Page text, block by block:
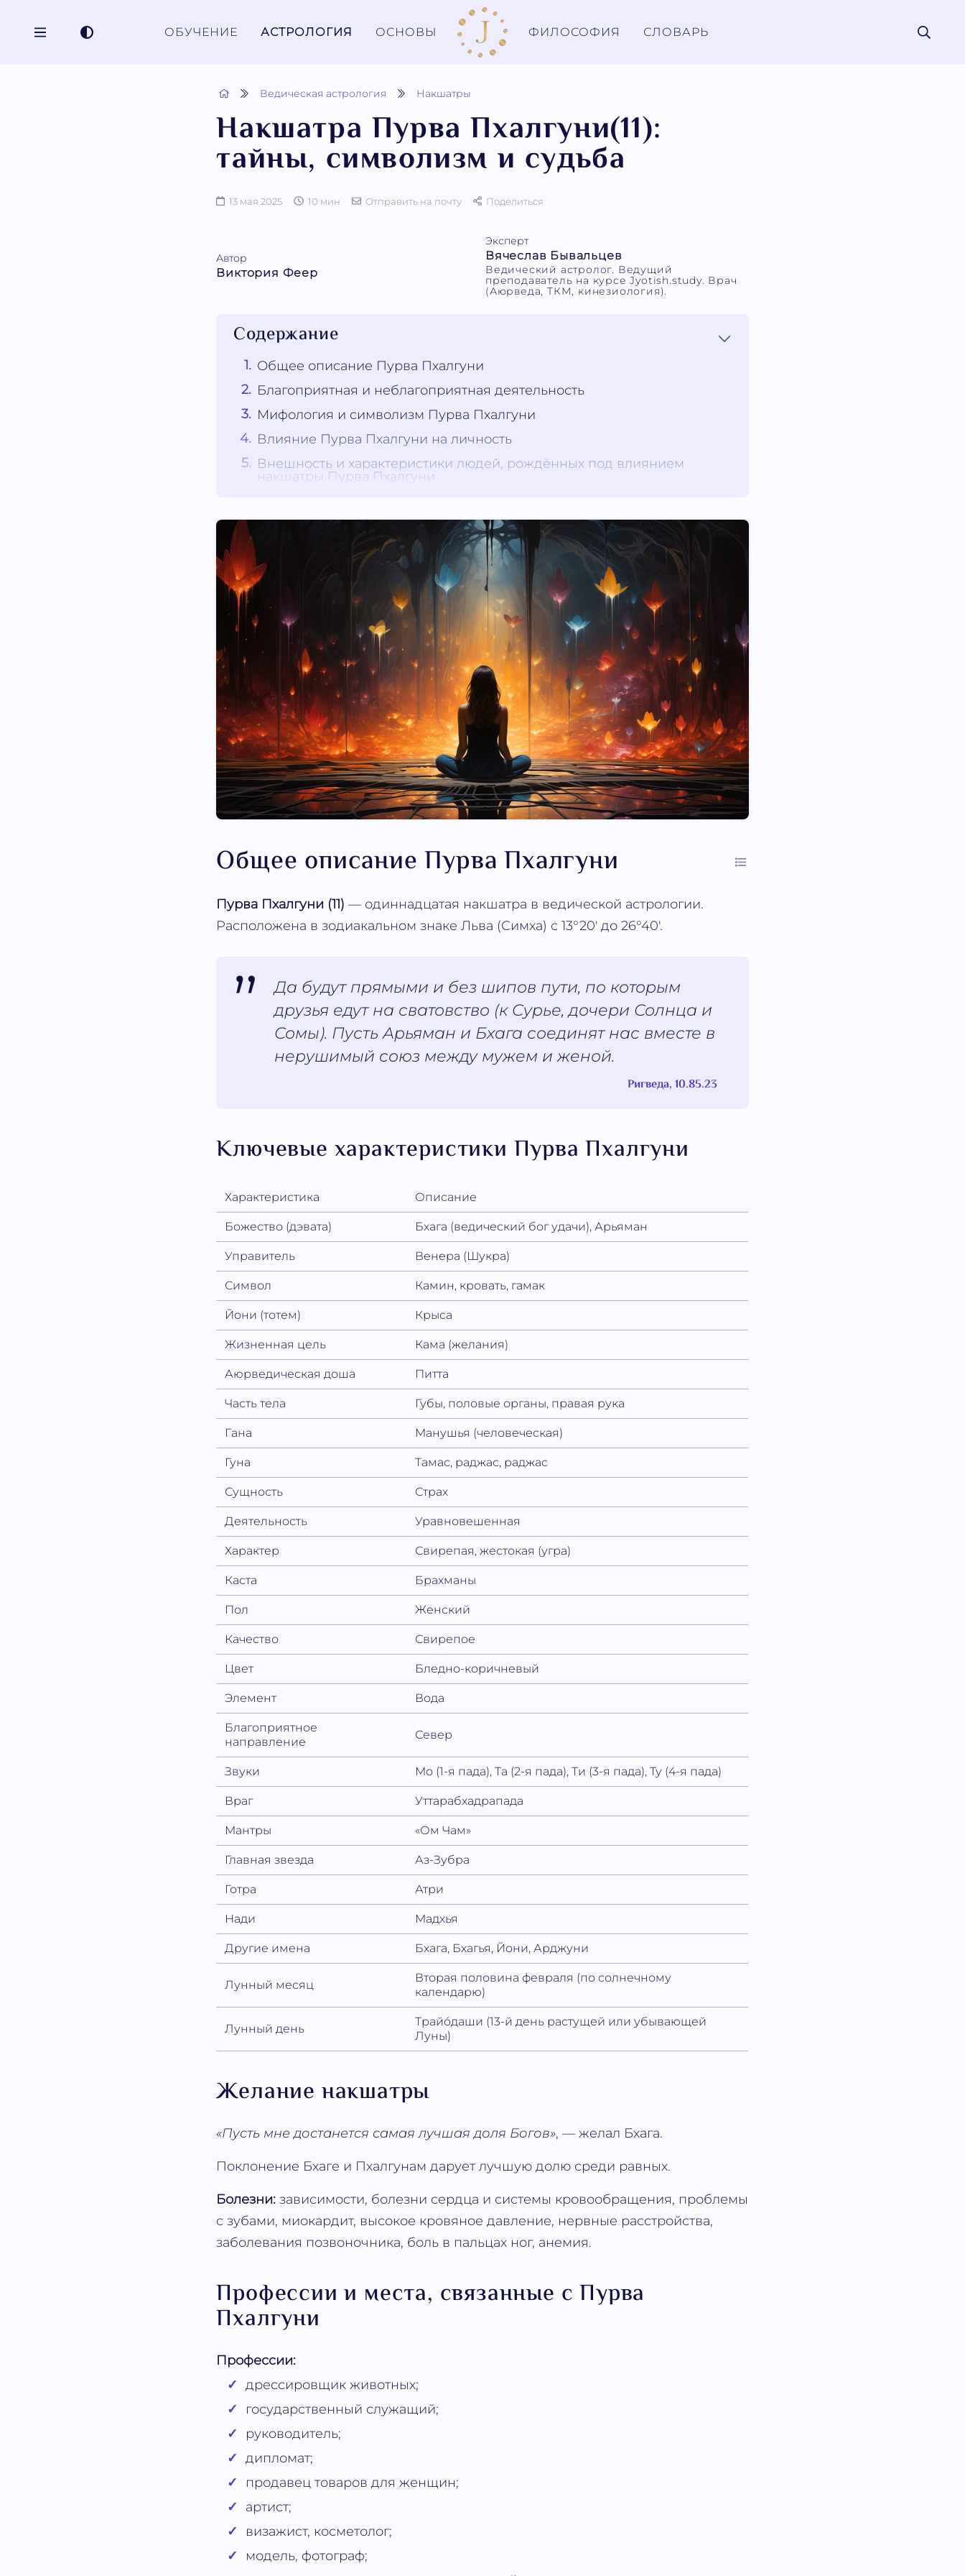
ОБУЧЕНИЕ АСТРОЛОГИЯ ОСНОВЫ ФИЛОСОФИЯ СЛОВАРЬ
Ведическая астрология Накшатры
Накшатра Пурва Пхалгуни(11):
тайны, символизм и судьба
13 мая 2025 10 мин Отправить на почту Поделиться
Автор
Виктория Феер
Эксперт
Вячеслав Бывальцев
Ведический астролог. Ведущий
преподаватель на курсе Jyotish.study. Врач
(Аюрведа, ТКМ, кинезиология).
Содержание
Общее описание Пурва Пхалгуни
Благоприятная и неблагоприятная деятельность
Мифология и символизм Пурва Пхалгуни
Влияние Пурва Пхалгуни на личность
Внешность и характеристики людей, рождённых под влиянием
накшатры Пурва Пхалгуни
Общее описание Пурва Пхалгуни
Пурва Пхалгуни (11) — одиннадцатая накшатра в ведической астрологии.
Расположена в зодиакальном знаке Льва (Симха) с 13°20' до 26°40'.
Да будут прямыми и без шипов пути, по которым
друзья едут на сватовство (к Сурье, дочери Солнца и
Сомы). Пусть Арьяман и Бхага соединят нас вместе в
нерушимый союз между мужем и женой.
Ригведа, 10.85.23
Ключевые характеристики Пурва Пхалгуни
Характеристика Описание
Божество (дэвата) Бхага (ведический бог удачи), Арьяман
Управитель Венера (Шукра)
Символ Камин, кровать, гамак
Йони (тотем) Крыса
Жизненная цель Кама (желания)
Аюрведическая доша Питта
Часть тела Губы, половые органы, правая рука
Гана Манушья (человеческая)
Гуна Тамас, раджас, раджас
Сущность Страх
Деятельность Уравновешенная
Характер Свирепая, жестокая (угра)
Каста Брахманы
Пол Женский
Качество Свирепое
Цвет Бледно-коричневый
Элемент Вода
Благоприятное
направление
Север
Звуки Мо (1-я пада), Та (2-я пада), Ти (3-я пада), Ту (4-я пада)
Враг Уттарабхадрапада
Мантры «Ом Чам»
Главная звезда Аз-Зубра
Готра Атри
Нади Мадхья
Другие имена Бхага, Бхагья, Йони, Арджуни
Лунный месяц
Вторая половина февраля (по солнечному
календарю)
Лунный день
Трайóдаши (13-й день растущей или убывающей
Луны)
Желание накшатры
«Пусть мне достанется самая лучшая доля Богов», — желал Бхага.
Поклонение Бхаге и Пхалгунам дарует лучшую долю среди равных.
Болезни: зависимости, болезни сердца и системы кровообращения, проблемы
с зубами, миокардит, высокое кровяное давление, нервные расстройства,
заболевания позвоночника, боль в пальцах ног, анемия.
Профессии и места, связанные с Пурва
Пхалгуни
Профессии:
дрессировщик животных;
государственный служащий;
руководитель;
дипломат;
продавец товаров для женщин;
артист;
визажист, косметолог;
модель, фотограф;